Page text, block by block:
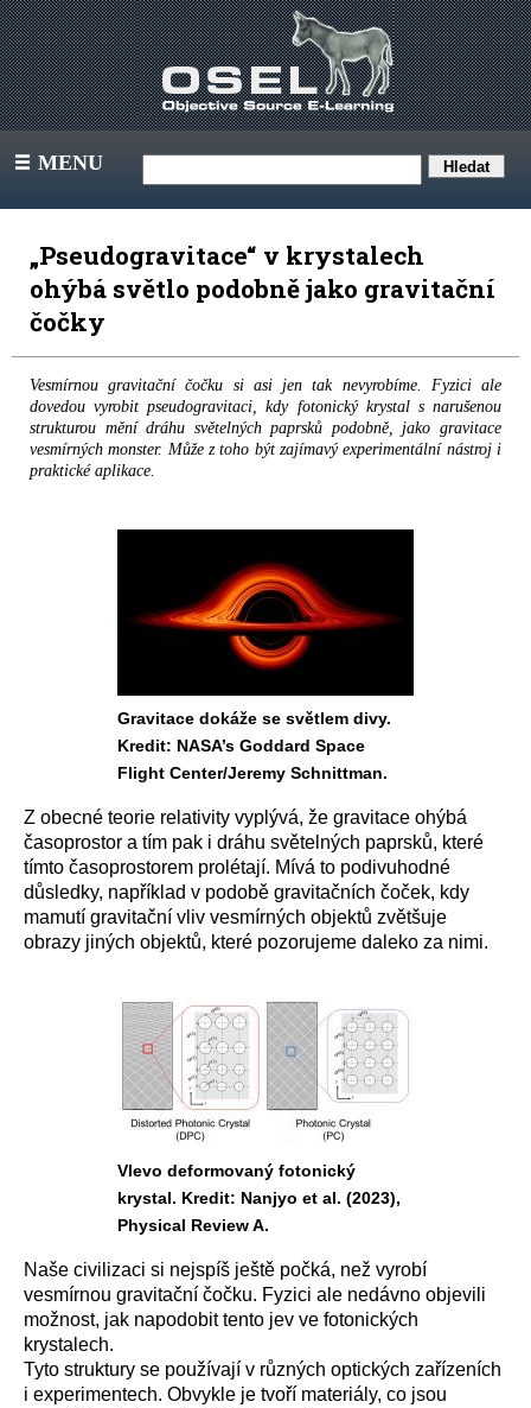
III MENU
„Pseudogravitace“ v krystalech
ohýbá světlo podobně jako gravitační
čočky
Vesmírnou gravitační čočku si asi jen tak nevyrobíme. Fyzici ale
dovedou vyrobit pseudogravitaci, kdy fotonický krystal s narušenou
strukturou mění dráhu světelných paprsků podobně, jako gravitace
vesmírných monster. Může z toho být zajímavý experimentální nástroj i
praktické aplikace.
Gravitace dokáže se světlem divy.
Kredit: NASA’s Goddard Space
Flight Center/Jeremy Schnittman.
Z obecné teorie relativity vyplývá, že gravitace ohýbá
časoprostor a tím pak i dráhu světelných paprsků, které
tímto časoprostorem prolétají. Mívá to podivuhodné
důsledky, například v podobě gravitačních čoček, kdy
mamutí gravitační vliv vesmírných objektů zvětšuje
obrazy jiných objektů, které pozorujeme daleko za nimi.
Vlevo deformovaný fotonický
krystal. Kredit: Nanjyo et al. (2023),
Physical Review A.
Naše civilizaci si nejspíš ještě počká, než vyrobí
vesmírnou gravitační čočku. Fyzici ale nedávno objevili
možnost, jak napodobit tento jev ve fotonických
krystalech.
Tyto struktury se používají v různých optických zařízeních
i experimentech. Obvykle je tvoří materiály, co jsou